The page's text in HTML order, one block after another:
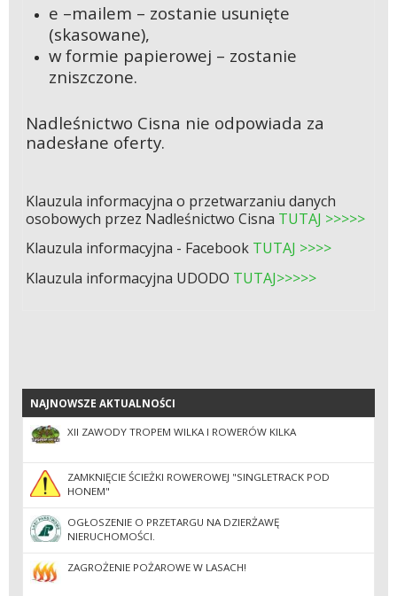
e –mailem – zostanie usunięte
(skasowane),
w formie papierowej – zostanie
zniszczone.
Nadleśnictwo Cisna nie odpowiada za
nadesłane oferty.
Klauzula informacyjna o przetwarzaniu danych
osobowych przez Nadleśnictwo Cisna TUTAJ >>>>>
Klauzula informacyjna - Facebook TUTAJ >>>>
Klauzula informacyjna UDODO TUTAJ>>>>>
NAJNOWSZE AKTUALNOŚCI
NAJNOWSZE AKTUALNOŚCI
XII ZAWODY TROPEM WILKA I ROWERÓW KILKA
ZAMKNIĘCIE ŚCIEŻKI ROWEROWEJ "SINGLETRACK POD
HONEM"
OGŁOSZENIE O PRZETARGU NA DZIERŻAWĘ
NIERUCHOMOŚCI.
ZAGROŻENIE POŻAROWE W LASACH!